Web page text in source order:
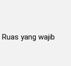
Ruas yang wajib